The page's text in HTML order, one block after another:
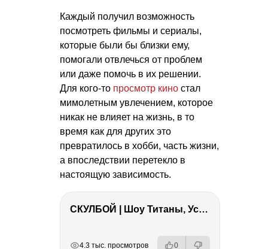
Каждый получил возможность
посмотреть фильмы и сериалы,
которые были бы близки ему,
помогали отвлечься от проблем
или даже помочь в их решении.
Для кого-то просмотр кино стал
мимолетным увлечением, которое
никак не влияет на жизнь, в то
время как для других это
превратилось в хобби, часть жизни,
а впоследствии перетекло в
настоящую зависимость.
СКУЛБОЙ | Шоу Титаны, Усейн Болт, Ларрат, Зашквар!
4.3 тыс. просмотров 0